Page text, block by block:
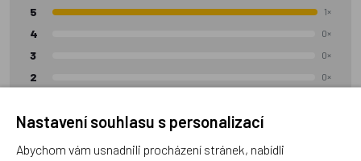
5 1×
4 0×
3 0×
2 0×
Nastavení souhlasu s personalizací
Abychom vám usnadnili procházení stránek, nabídli